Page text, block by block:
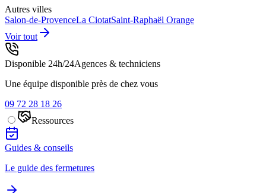
Autres villes
Salon-de-ProvenceLa CiotatSaint-Raphaël Orange
Voir tout
Disponible 24h/24Agences & techniciens
Une équipe disponible près de chez vous
09 72 28 18 26
Ressources
Guides & conseils
Le guide des fermetures